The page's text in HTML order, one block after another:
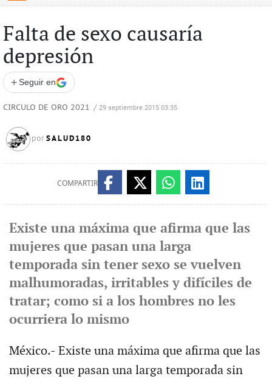
Falta de sexo causaría
depresión
+ Seguir en
CIRCULO DE ORO 2021 / 29 septiembre 2015 03:35
por SALUD180
COMPARTIR
Existe una máxima que afirma que las
mujeres que pasan una larga
temporada sin tener sexo se vuelven
malhumoradas, irritables y difíciles de
tratar; como si a los hombres no les
ocurriera lo mismo
México.- Existe una máxima que afirma que las
mujeres que pasan una larga temporada sin